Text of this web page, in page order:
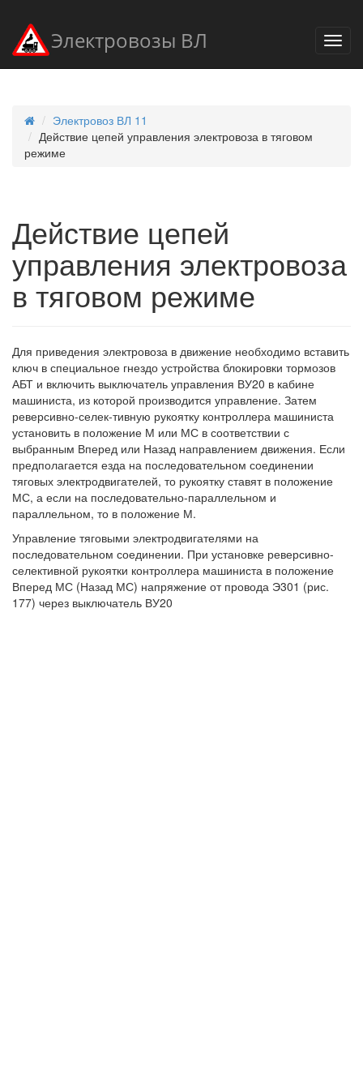
Электровозы ВЛ
Электровоз ВЛ 11
Действие цепей управления электровоза в тяговом
режиме
Действие цепей
управления электровоза
в тяговом режиме
Для приведения электровоза в движение необходимо вставить
ключ в специальное гнездо устройства блокировки тормозов
АБТ и включить выключатель управления ВУ20 в кабине
машиниста, из которой производится управление. Затем
реверсивно-селек-тивную рукоятку контроллера машиниста
установить в положение М или МС в соответствии с
выбранным Вперед или Назад направлением движения. Если
предполагается езда на последовательном соединении
тяговых электродвигателей, то рукоятку ставят в положение
МС, а если на последовательно-параллельном и
параллельном, то в положение М.
Управление тяговыми электродвигателями на
последовательном соединении. При установке реверсивно-
селективной рукоятки контроллера машиниста в положение
Вперед МС (Назад МС) напряжение от провода Э301 (рис.
177) через выключатель ВУ20